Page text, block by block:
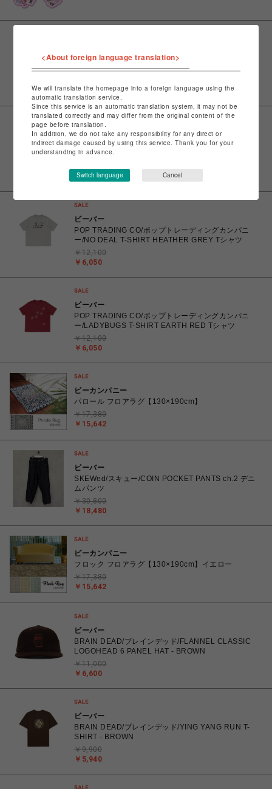
POP TRADING CO/ポップトレーディングカンパニ
ー/SPORTIF CUB SHIRT NAVY ポロシャツ
￥12,100
ビーバー
POP TRADING CO/ポップトレーディングカンパニ
ー/FLY T-SHIRT WHITE Tシャツ
￥6,050
￥12,100
ビーバー
POP TRADING CO/ポップトレーディングカンパニ
ー/NO DEAL T-SHIRT HEATHER GREY Tシャツ
￥6,050
￥12,100
ビーバー
POP TRADING CO/ポップトレーディングカンパニ
ー/LADYBUGS T-SHIRT EARTH RED Tシャツ
￥6,050
￥12,100
ビーカンパニー
パロール フロアラグ【130×190cm】
￥15,642
￥17,380
ビーバー
SKEWed/スキュー/COIN POCKET PANTS ch.2 デニ
ムパンツ
￥18,480
￥30,800
ビーカンパニー
フロック フロアラグ【130×190cm】イエロー
￥15,642
￥17,380
ビーバー
BRAIN DEAD/ブレインデッド/FLANNEL CLASSIC
LOGOHEAD 6 PANEL HAT - BROWN
￥6,600
￥11,000
ビーバー
BRAIN DEAD/ブレインデッド/YING YANG RUN T-
SHIRT - BROWN
￥5,940
￥9,900
<About foreign language translation>
We will translate the homepage into a foreign language using the
automatic translation service.
Since this service is an automatic translation system, it may not be
translated correctly and may differ from the original content of the
page before translation.
In addition, we do not take any responsibility for any direct or
indirect damage caused by using this service. Thank you for your
understanding in advance.
Switch language Cancel